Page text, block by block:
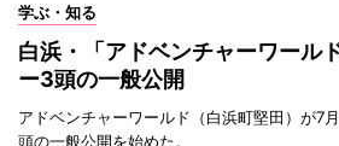
学ぶ・知る
白浜・「アドベンチャーワール
ー3頭の一般公開
アドベンチャーワールド（白浜町堅田）が7
頭の一般公開を始めた。